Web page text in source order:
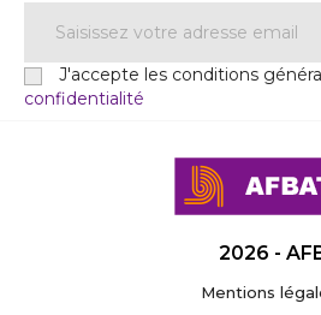
J'accepte les conditions
confidentialité
2026 -
Mentions